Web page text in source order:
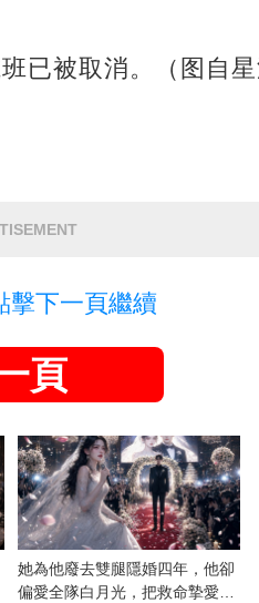
已被取消。（图自
擊下一頁繼續
頁
她為他廢去雙腿隱婚四年，他卻
偏愛全隊白月光，把救命摯愛當